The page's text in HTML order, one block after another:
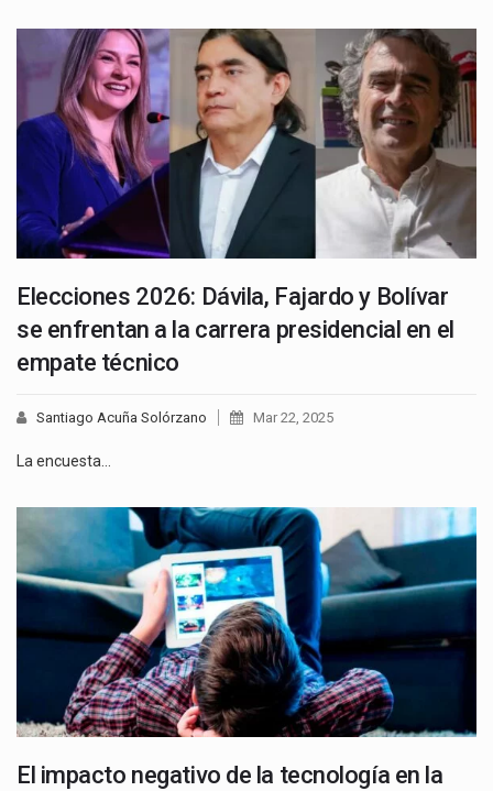
Elecciones 2026: Dávila, Fajardo y Bolívar
se enfrentan a la carrera presidencial en el
empate técnico
Santiago Acuña Solórzano Mar 22, 2025
La encuesta…
El impacto negativo de la tecnología en la